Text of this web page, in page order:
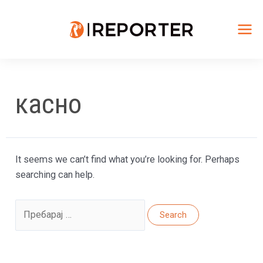
касно
It seems we can’t find what you’re looking for. Perhaps
searching can help.